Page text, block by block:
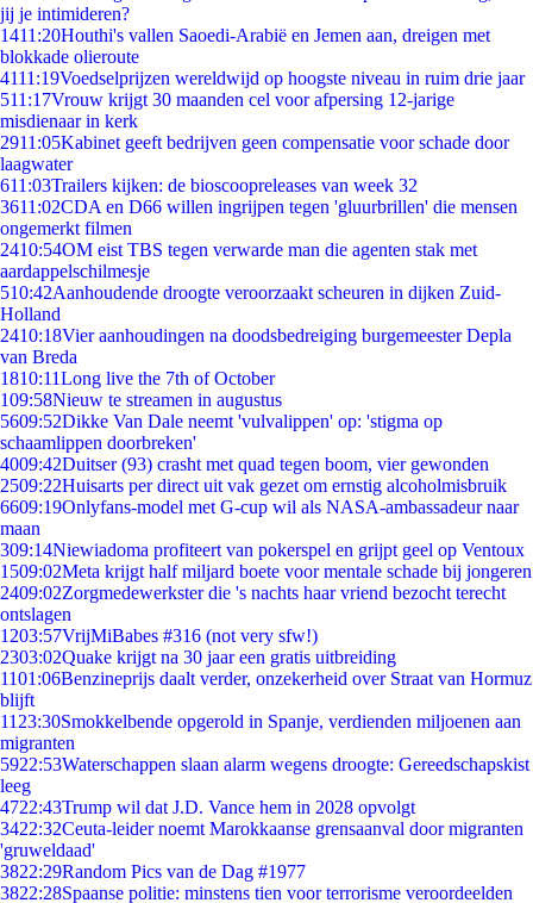
jij je intimideren?
1411:20Houthi's vallen Saoedi-Arabië en Jemen aan, dreigen met
blokkade olieroute
4111:19Voedselprijzen wereldwijd op hoogste niveau in ruim drie jaar
511:17Vrouw krijgt 30 maanden cel voor afpersing 12-jarige
misdienaar in kerk
2911:05Kabinet geeft bedrijven geen compensatie voor schade door
laagwater
611:03Trailers kijken: de bioscoopreleases van week 32
3611:02CDA en D66 willen ingrijpen tegen 'gluurbrillen' die mensen
ongemerkt filmen
2410:54OM eist TBS tegen verwarde man die agenten stak met
aardappelschilmesje
510:42Aanhoudende droogte veroorzaakt scheuren in dijken Zuid-
Holland
2410:18Vier aanhoudingen na doodsbedreiging burgemeester Depla
van Breda
1810:11Long live the 7th of October
109:58Nieuw te streamen in augustus
5609:52Dikke Van Dale neemt 'vulvalippen' op: 'stigma op
schaamlippen doorbreken'
4009:42Duitser (93) crasht met quad tegen boom, vier gewonden
2509:22Huisarts per direct uit vak gezet om ernstig alcoholmisbruik
6609:19Onlyfans-model met G-cup wil als NASA-ambassadeur naar
maan
309:14Niewiadoma profiteert van pokerspel en grijpt geel op Ventoux
1509:02Meta krijgt half miljard boete voor mentale schade bij jongeren
2409:02Zorgmedewerkster die 's nachts haar vriend bezocht terecht
ontslagen
1203:57VrijMiBabes #316 (not very sfw!)
2303:02Quake krijgt na 30 jaar een gratis uitbreiding
1101:06Benzineprijs daalt verder, onzekerheid over Straat van Hormuz
blijft
11 23:30Smokkelbende opgerold in Spanje, verdienden miljoenen aan
migranten
5922:53Waterschappen slaan alarm wegens droogte: Gereedschapskist
leeg
4722:43Trump wil dat J.D. Vance hem in 2028 opvolgt
3422:32Ceuta-leider noemt Marokkaanse grensaanval door migranten
'gruweldaad'
3822:29Random Pics van de Dag #1977
3822:28Spaanse politie: minstens tien voor terrorisme veroordeelden